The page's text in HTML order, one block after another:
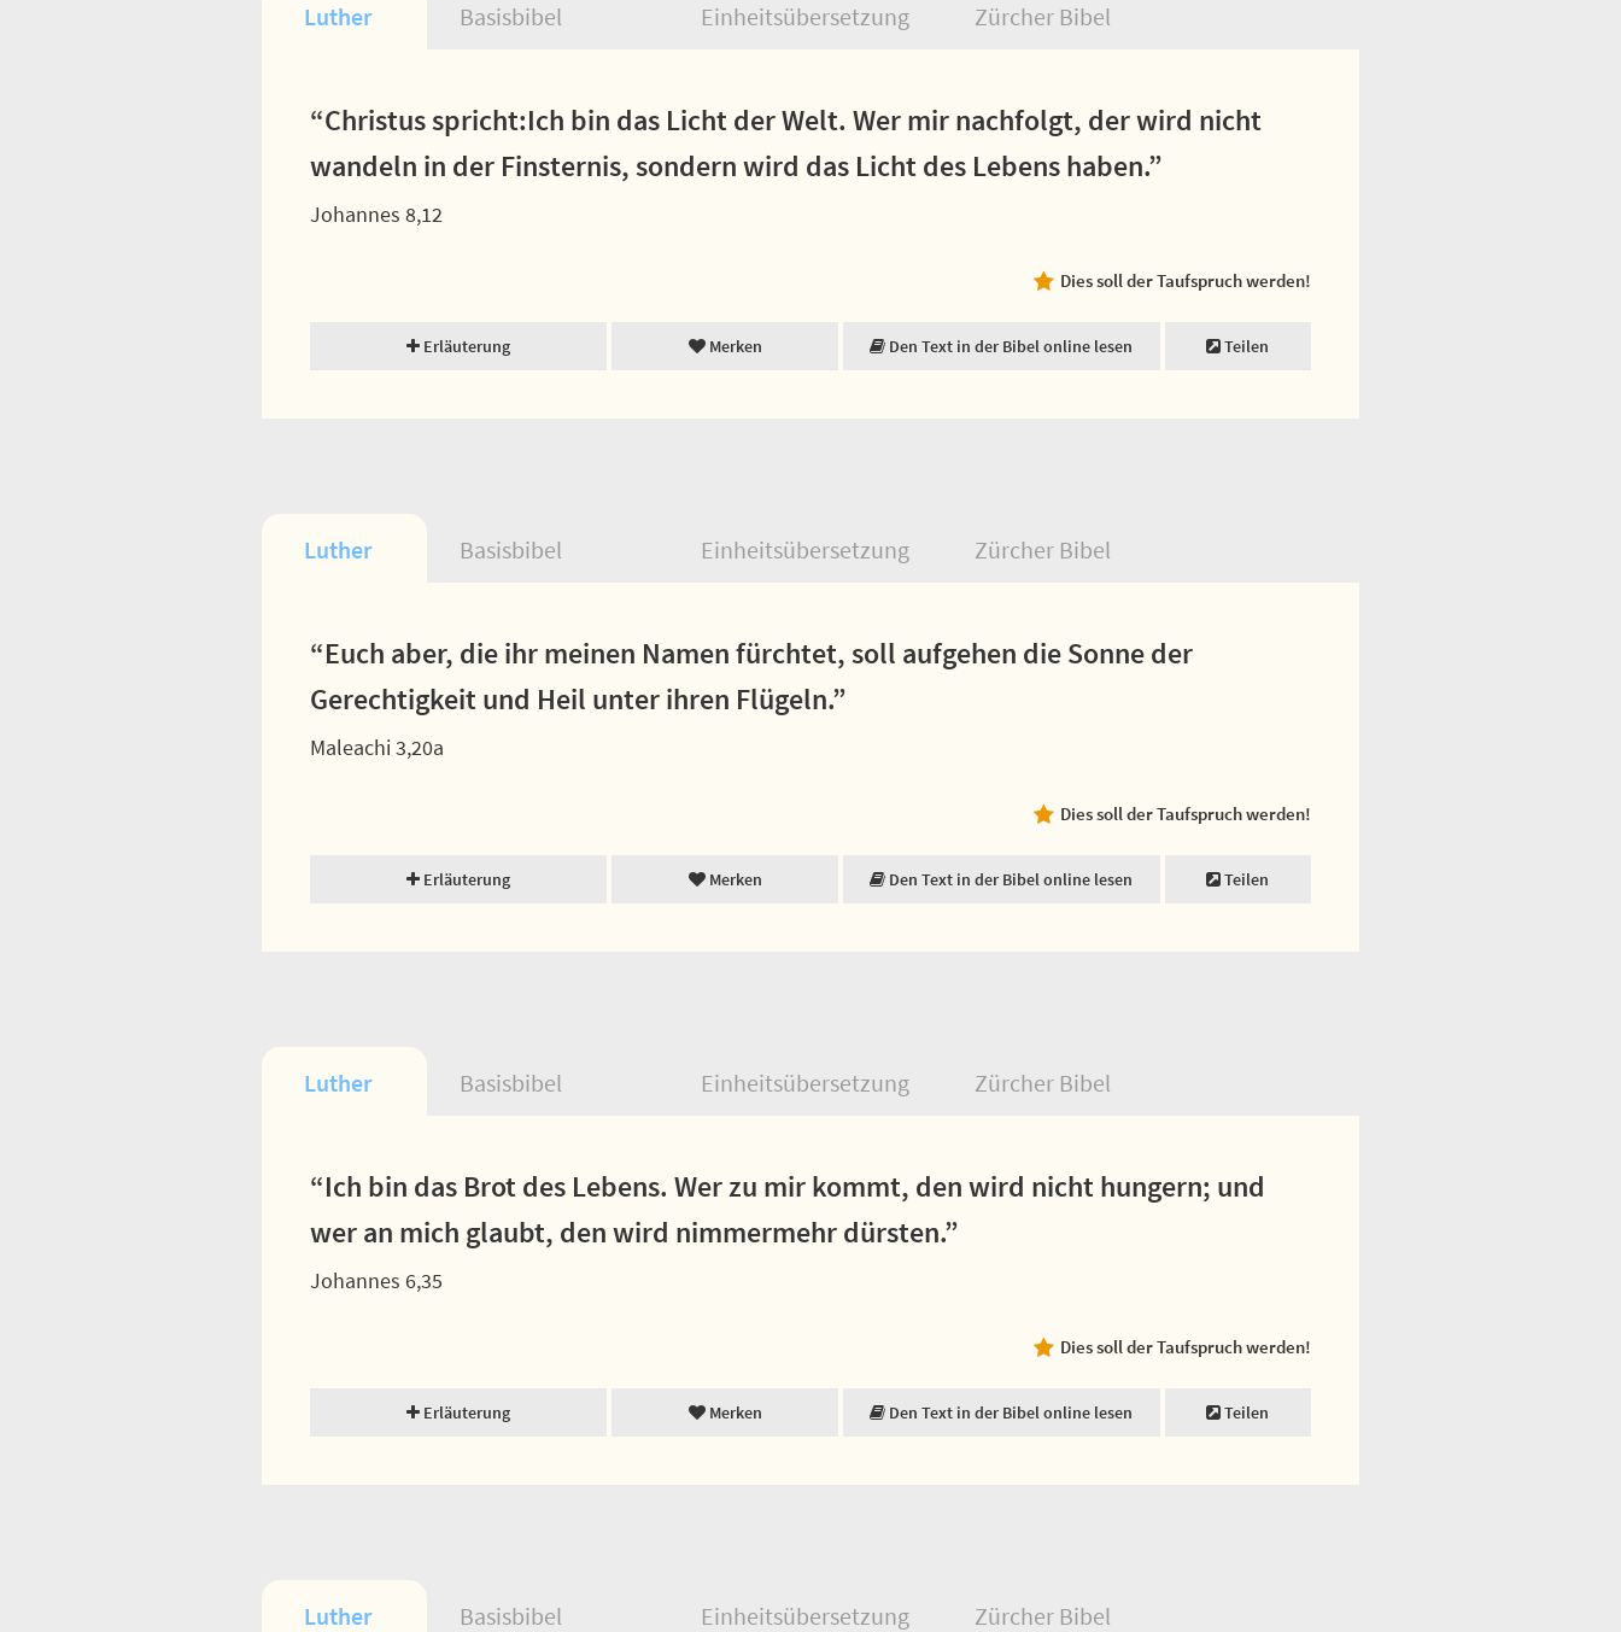
Luther Basisbibel Einheitsübersetzung Zürcher Bibel
“Christus spricht:Ich bin das Licht der Welt. Wer mir nachfolgt, der wird nicht
wandeln in der Finsternis, sondern wird das Licht des Lebens haben.”
Johannes 8,12
Dies soll der Taufspruch werden!
Erläuterung Merken Den Text in der Bibel online lesen Teilen
Luther Basisbibel Einheitsübersetzung Zürcher Bibel
“Euch aber, die ihr meinen Namen fürchtet, soll aufgehen die Sonne der
Gerechtigkeit und Heil unter ihren Flügeln.”
Maleachi 3,20a
Dies soll der Taufspruch werden!
Erläuterung Merken Den Text in der Bibel online lesen Teilen
Luther Basisbibel Einheitsübersetzung Zürcher Bibel
“Ich bin das Brot des Lebens. Wer zu mir kommt, den wird nicht hungern; und
wer an mich glaubt, den wird nimmermehr dürsten.”
Johannes 6,35
Dies soll der Taufspruch werden!
Erläuterung Merken Den Text in der Bibel online lesen Teilen
Luther Basisbibel Einheitsübersetzung Zürcher Bibel